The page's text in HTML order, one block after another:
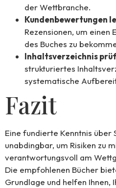
der Wettbranche.
Kundenbewertungen
Rezensionen, um
des Buches zu
Inhaltsverzeichnis
strukturiertes
systematische
Fazit
Eine fundierte Kenntnis über
unabdingbar, um Risiken zu
verantwortungsvoll am
Die empfohlenen Bücher
Grundlage und helfen Ihnen,